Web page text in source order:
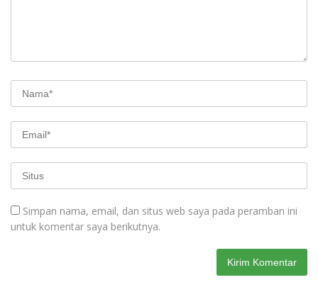
Simpan nama, email, dan situs web saya pada peramban ini
untuk komentar saya berikutnya.